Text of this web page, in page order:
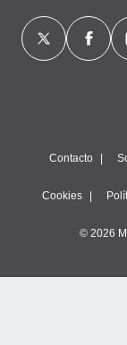
Contacto
Cookies
© 2026